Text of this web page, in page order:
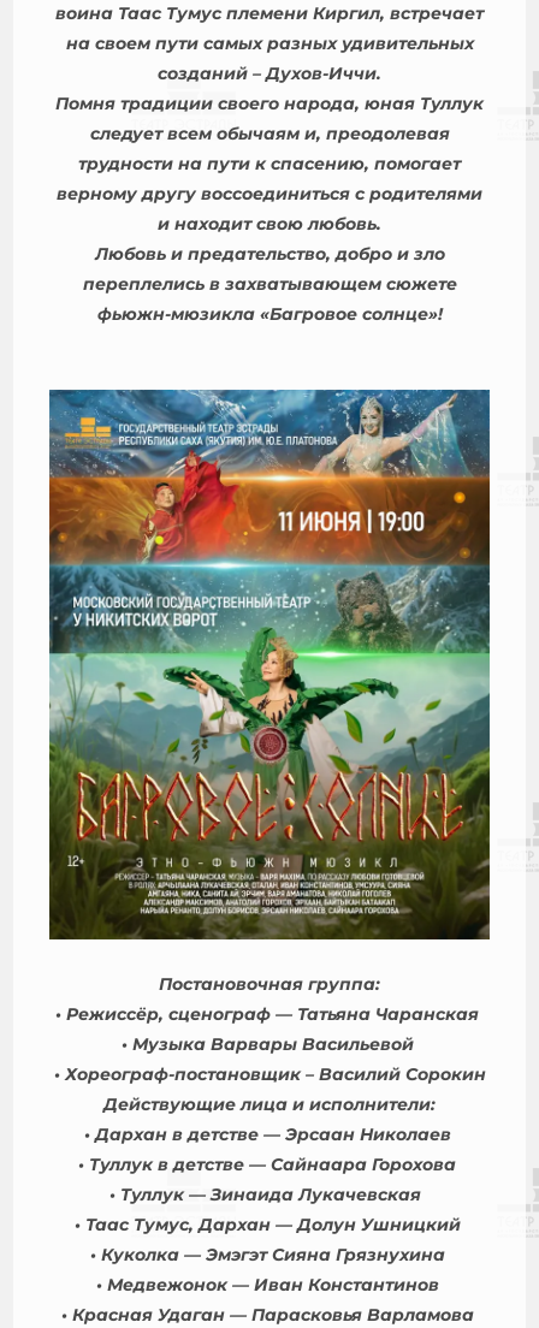
воина Таас Тумус племени Киргил, встречает
на своем пути самых разных удивительных
созданий – Духов-Иччи.
Помня традиции своего народа, юная Туллук
следует всем обычаям и, преодолевая
трудности на пути к спасению, помогает
верному другу воссоединиться с родителями
и находит свою любовь.
Любовь и предательство, добро и зло
переплелись в захватывающем сюжете
фьюжн-мюзикла «Багровое солнце»!
Постановочная группа:
• Режиссёр, сценограф — Татьяна Чаранская
• Музыка Варвары Васильевой
• Хореограф-постановщик – Василий Сорокин
Действующие лица и исполнители:
• Дархан в детстве — Эрсаан Николаев
• Туллук в детстве — Сайнаара Горохова
• Туллук — Зинаида Лукачевская
• Таас Тумус, Дархан — Долун Ушницкий
• Куколка — Эмэгэт Сияна Грязнухина
• Медвежонок — Иван Константинов
• Красная Удаган — Парасковья Варламова